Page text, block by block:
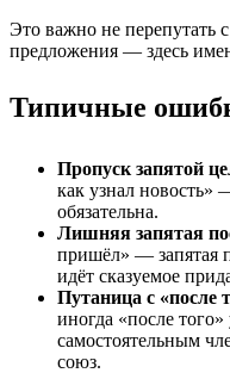
Это важно не перепутать
предложения — здесь
Типичные
Пропуск запятой
как узнал новость»
обязательна.
Лишняя запятая
пришёл» — запятая
идёт сказуемое
Путаница с «после
иногда «после того»
самостоятельным
союз.